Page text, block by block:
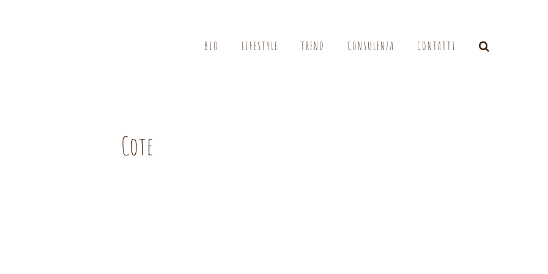
BIO LIFESTYLE TREND CONSULENZA CONTATTI
Cote